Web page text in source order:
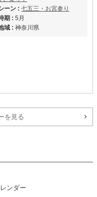
ーン : 七五三・お宮参り
期 : 5月
域 : 神奈川県
期 :4月
を見る
ンダー